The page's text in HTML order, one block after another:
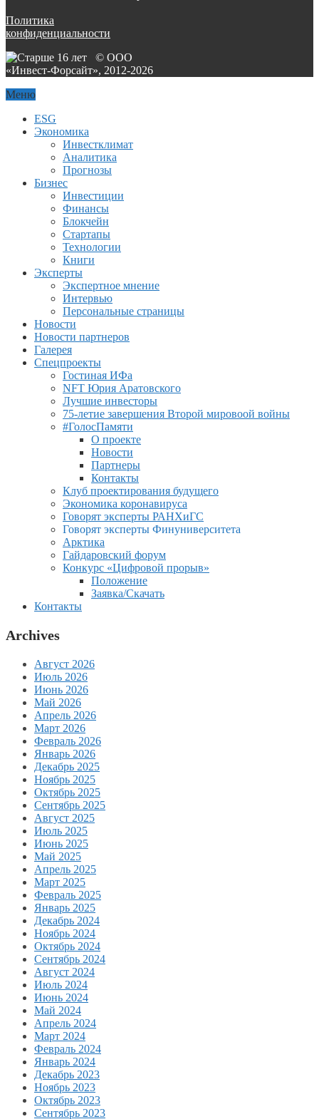
Политика
конфиденциальности
© ООО
«Инвест-Форсайт», 2012-2026
Меню
ESG
Экономика
Инвестклимат
Аналитика
Прогнозы
Бизнес
Инвестиции
Финансы
Блокчейн
Стартапы
Технологии
Книги
Эксперты
Экспертное мнение
Интервью
Персональные страницы
Новости
Новости партнеров
Галерея
Спецпроекты
Гостиная ИФа
NFT Юрия Аратовского
Лучшие инвесторы
75-летие завершения Второй мировоой войны
#ГолосПамяти
О проекте
Новости
Партнеры
Контакты
Клуб проектирования будущего
Экономика коронавируса
Говорят эксперты РАНХиГС
Говорят эксперты Финуниверситета
Арктика
Гайдаровский форум
Конкурс «Цифровой прорыв»
Положение
Заявка/Скачать
Контакты
Archives
Август 2026
Июль 2026
Июнь 2026
Май 2026
Апрель 2026
Март 2026
Февраль 2026
Январь 2026
Декабрь 2025
Ноябрь 2025
Октябрь 2025
Сентябрь 2025
Август 2025
Июль 2025
Июнь 2025
Май 2025
Апрель 2025
Март 2025
Февраль 2025
Январь 2025
Декабрь 2024
Ноябрь 2024
Октябрь 2024
Сентябрь 2024
Август 2024
Июль 2024
Июнь 2024
Май 2024
Апрель 2024
Март 2024
Февраль 2024
Январь 2024
Декабрь 2023
Ноябрь 2023
Октябрь 2023
Сентябрь 2023